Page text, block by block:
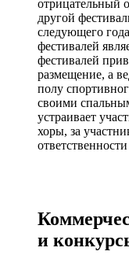
отрицательный
другой
следующего
фестивалей
фестивалей
размещение, а
полу
своими
устраивает
хоры, за
и